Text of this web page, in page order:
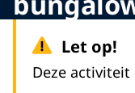
Let op!
Deze